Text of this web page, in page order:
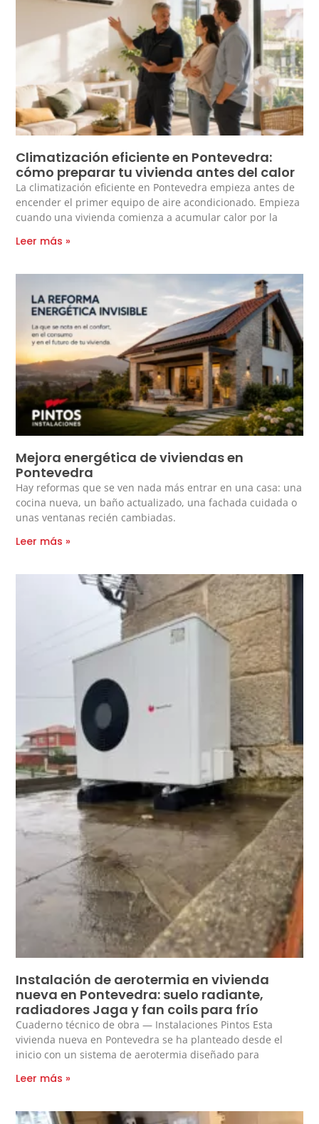
Climatización eficiente en Pontevedra:
cómo preparar tu vivienda antes del calor
La climatización eficiente en Pontevedra empieza antes de
encender el primer equipo de aire acondicionado. Empieza
cuando una vivienda comienza a acumular calor por la
Leer más »
Mejora energética de viviendas en
Pontevedra
Hay reformas que se ven nada más entrar en una casa: una
cocina nueva, un baño actualizado, una fachada cuidada o
unas ventanas recién cambiadas.
Leer más »
Instalación de aerotermia en vivienda
nueva en Pontevedra: suelo radiante,
radiadores Jaga y fan coils para frío
Cuaderno técnico de obra — Instalaciones Pintos Esta
vivienda nueva en Pontevedra se ha planteado desde el
inicio con un sistema de aerotermia diseñado para
Leer más »